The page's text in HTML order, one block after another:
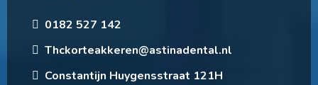
0182 527 142
Thckorteakkeren@astinadental.nl
Constantijn Huygensstraat 121H